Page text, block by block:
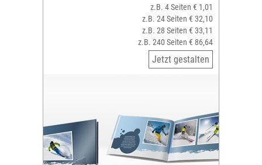
z.B. 4 Seiten € 1,01
z.B. 24 Seiten € 32,10
z.B. 28 Seiten € 33,11
z.B. 240 Seiten € 86,64
Jetzt gestalten